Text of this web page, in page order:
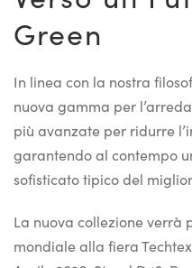
Green
In linea con la nostra
nuova gamma per
più avanzate per ridurre
garantendo al contempo
sofisticato tipico del
La nuova collezione verrà
mondiale alla fiera